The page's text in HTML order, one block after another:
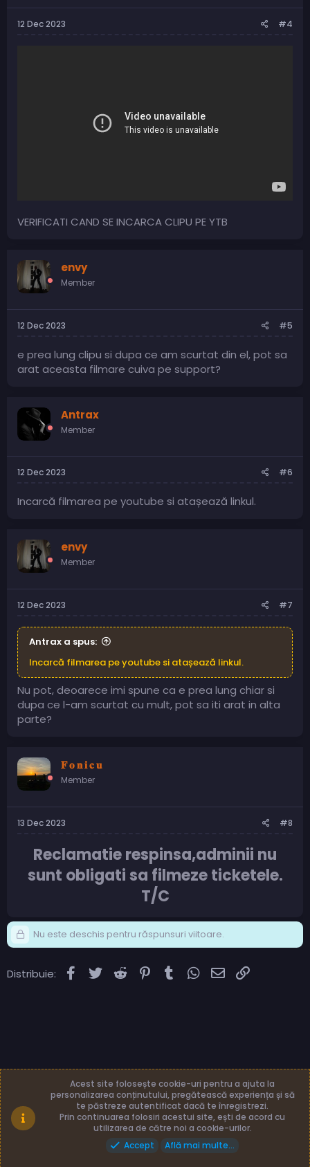
12 Dec 2023 #4
VERIFICATI CAND SE INCARCA CLIPU PE YTB
envy
Member
12 Dec 2023 #5
e prea lung clipu si dupa ce am scurtat din el, pot sa
arat aceasta filmare cuiva pe support?
Antrax
Member
12 Dec 2023 #6
Incarcă filmarea pe youtube si atașează linkul.
envy
Member
12 Dec 2023 #7
Antrax a spus:
Incarcă filmarea pe youtube si atașează linkul.
Nu pot, deoarece imi spune ca e prea lung chiar si
dupa ce l-am scurtat cu mult, pot sa iti arat in alta
parte?
𝐅 𝐨 𝐧 𝐢 𝐜 𝐮
Member
13 Dec 2023 #8
Reclamatie respinsa,adminii nu
sunt obligati sa filmeze ticketele.
T/C
Nu este deschis pentru răspunsuri viitoare.
Distribuie: Facebook
TwitterReddit PinterestTumblrWhatsApp
Email
Română (RO)
Termeni și reguli
Politică de confidențialitate
Ajutor Acasă
Made with
Acest site folosește cookie-uri pentru a ajuta la
personalizarea conținutului, pregătească experiența și să
te păstreze autentificat dacă te înregistrezi.
Prin continuarea folosiri acestui site, ești de acord cu
utilizarea de către noi a cookie-urilor.
Accept
Află mai multe...